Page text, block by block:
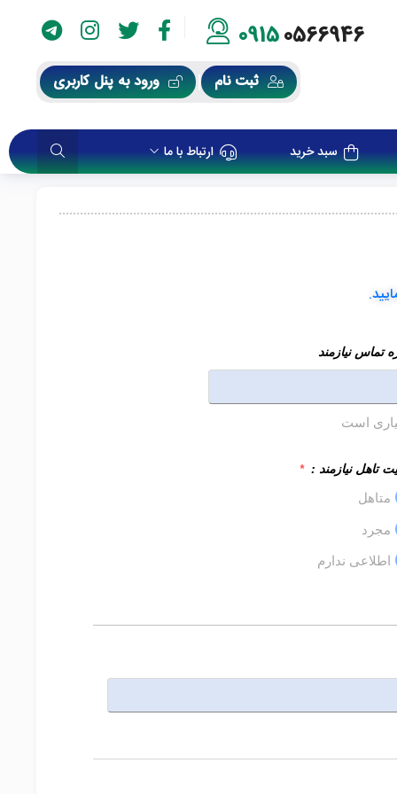
09150566946
ثبت نام ورود به پنل کاربری
سبد خرید ارتباط با ما
تماس نیازمند
است
تاهل نیازمند : *
متاهل
مجرد
اطلاعی ندارم